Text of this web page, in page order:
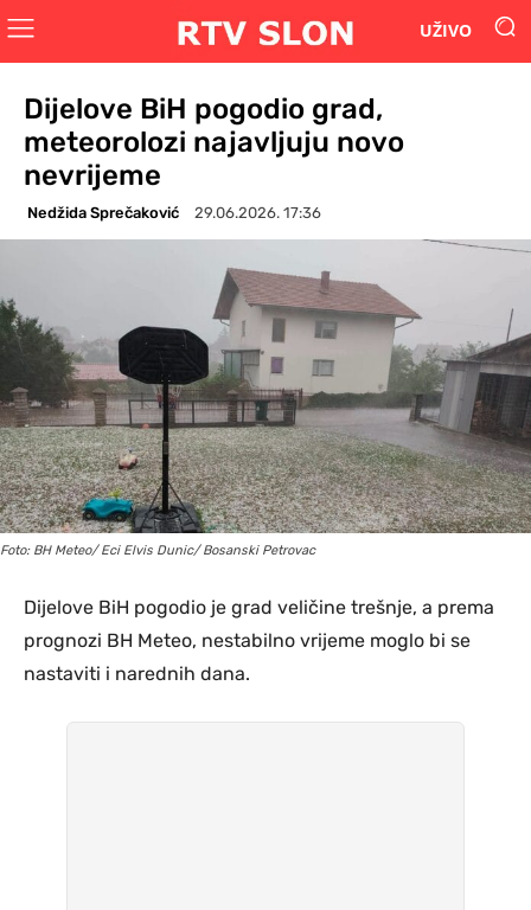
UŽIVO
Dijelove BiH pogodio grad,
meteorolozi najavljuju novo
nevrijeme
Nedžida Sprečaković 29.06.2026. 17:36
Foto: BH Meteo/ Eci Elvis Dunic/ Bosanski Petrovac
Dijelove BiH pogodio je grad veličine trešnje, a prema
prognozi BH Meteo, nestabilno vrijeme moglo bi se
nastaviti i narednih dana.